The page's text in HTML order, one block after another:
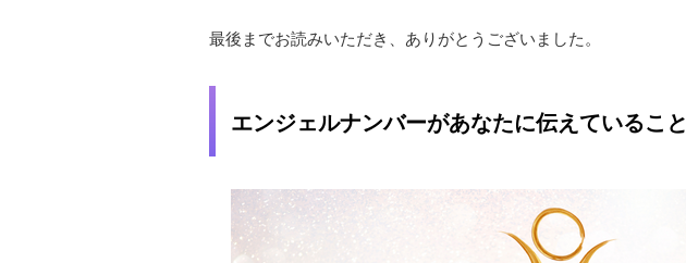
最後までお読みいただき、ありがとうございました。
エンジェルナンバーがあなたに伝えていること